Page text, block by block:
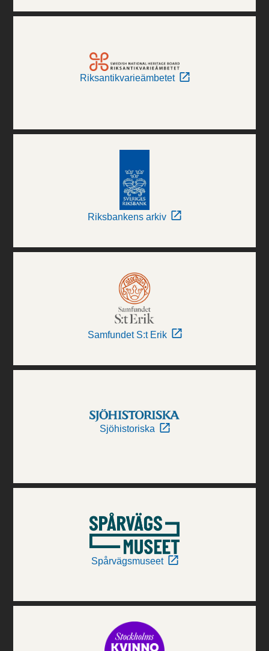
Riksantikvarieämbetet
Riksbankens arkiv
Samfundet S:t Erik
Sjöhistoriska
Spårvägsmuseet